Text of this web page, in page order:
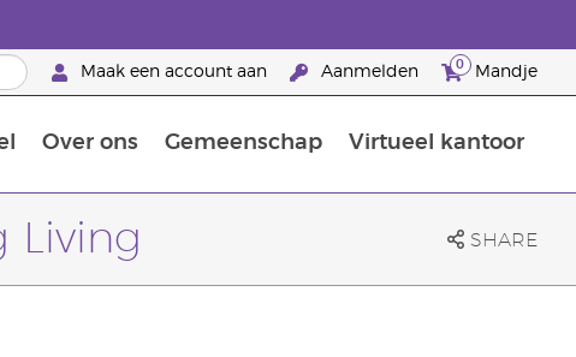
Maak een account aan Aanmelden 0 Mandje
Over ons Gemeenschap Virtueel kantoor
Living SHARE